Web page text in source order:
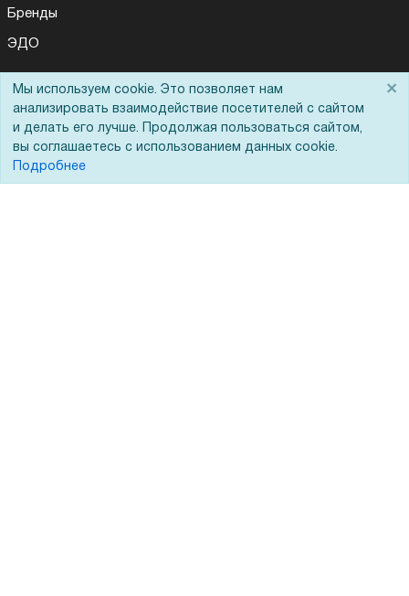
Бренды
ЭДО
Помощь
Вопрос-ответ
Реквизиты
Мы используем cookie. Это позволяет нам
анализировать взаимодействие посетителей с сайтом
и делать его лучше. Продолжая пользоваться сайтом,
вы соглашаетесь с использованием данных cookie.
Подробнее
×